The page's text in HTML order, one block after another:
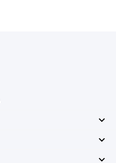


